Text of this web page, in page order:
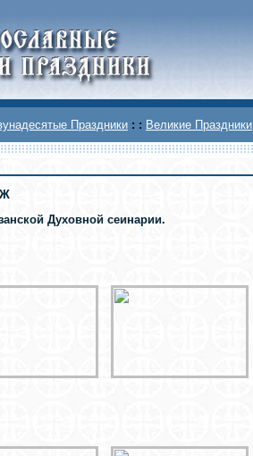
Праздники : : Великие Праздники
Духовной сеинарии.